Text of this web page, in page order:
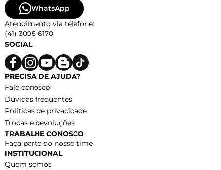
WhatsApp
Atendimento via telefone:
(41) 3095-6170
SOCIAL
PRECISA DE AJUDA?
Fale conosco
Dúvidas frequentes
Políticas de privacidade
Trocas e devoluções
TRABALHE CONOSCO
Faça parte do nosso time
INSTITUCIONAL
Quem somos